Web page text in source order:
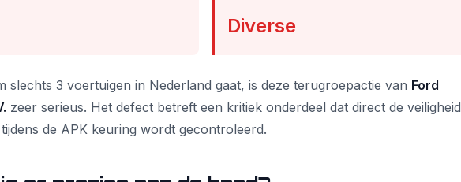
Diverse
slechts 3 voertuigen in Nederland gaat, is deze terugroepactie van Ford
zeer serieus. Het defect betreft een kritiek onderdeel dat direct de veiligheid
de APK keuring wordt gecontroleerd.